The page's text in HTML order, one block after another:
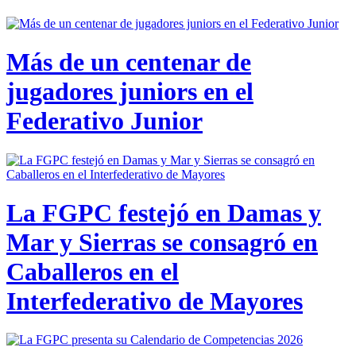
Más de un centenar de
jugadores juniors en el
Federativo Junior
La FGPC festejó en Damas y
Mar y Sierras se consagró en
Caballeros en el
Interfederativo de Mayores